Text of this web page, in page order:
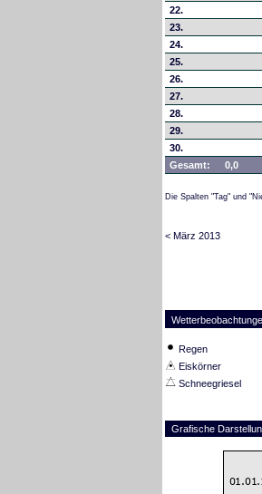
22.
23.
24.
25.
26.
27.
28.
29.
30.
Gesamt:
0,0
Die Spalten "Tag" und
< März 2013
Regen
Eiskörner
Schneegriesel
Grafische